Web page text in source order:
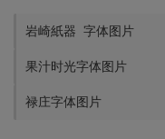
岩崎紙器 字体图片
果汁时光字体图片
禄庄字体图片